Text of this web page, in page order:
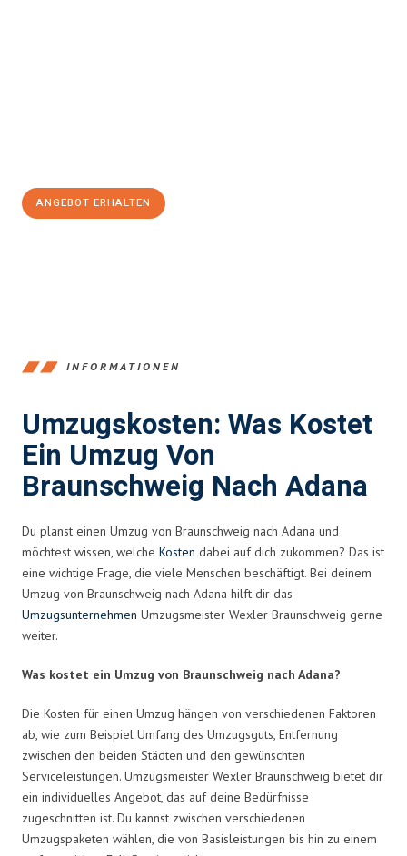
ANGEBOT ERHALTEN
INFORMATIONEN
Umzugskosten: Was Kostet
Ein Umzug Von
Braunschweig Nach Adana
Du planst einen Umzug von Braunschweig nach Adana und
möchtest wissen, welche Kosten dabei auf dich zukommen? Das ist
eine wichtige Frage, die viele Menschen beschäftigt. Bei deinem
Umzug von Braunschweig nach Adana hilft dir das
Umzugsunternehmen Umzugsmeister Wexler Braunschweig gerne
weiter.
Was kostet ein Umzug von Braunschweig nach Adana?
Die Kosten für einen Umzug hängen von verschiedenen Faktoren
ab, wie zum Beispiel Umfang des Umzugsguts, Entfernung
zwischen den beiden Städten und den gewünschten
Serviceleistungen. Umzugsmeister Wexler Braunschweig bietet dir
ein individuelles Angebot, das auf deine Bedürfnisse
zugeschnitten ist. Du kannst zwischen verschiedenen
Umzugspaketen wählen, die von Basisleistungen bis hin zu einem